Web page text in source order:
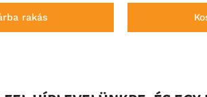
rakás